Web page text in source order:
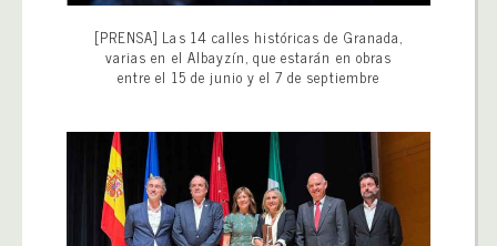
[PRENSA] Las 14 calles históricas de Granada,
varias en el Albayzín, que estarán en obras
entre el 15 de junio y el 7 de septiembre